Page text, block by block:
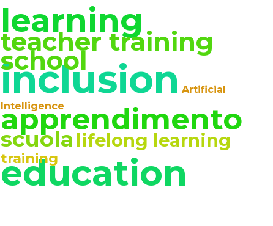
learning
teacher training
school
inclusion Artificial
Intelligence
apprendimento
scuola lifelong learning
training
education